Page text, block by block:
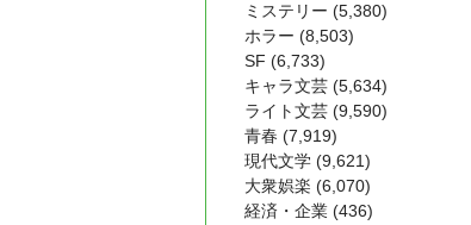
ミステリー (5,380)
ホラー (8,503)
SF (6,733)
キャラ文芸 (5,634)
ライト文芸 (9,590)
青春 (7,919)
現代文学 (9,621)
大衆娯楽 (6,070)
経済・企業 (436)